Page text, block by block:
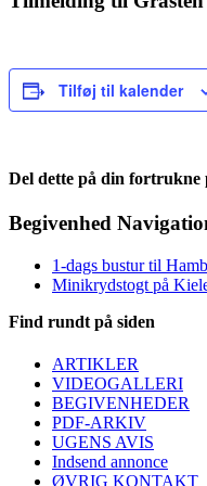
Tilføj til kalender
Del dette på din fortrukne
Facebook
X
LinkedIn
E-
mail
Begivenhed
1-dags bustur til
Minikrydstogt på
Find rundt på siden
ARTIKLER
VIDEOGALLERI
BEGIVENHEDER
PDF-ARKIV
UGENS AVIS
Indsend annonce
ØVRIG KONTAKT